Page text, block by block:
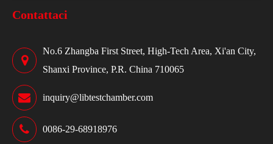
Contattaci
No.6 Zhangba First Street, High-Tech Area, Xi'an City,
Shanxi Province, P.R. China 710065
inquiry@libtestchamber.com
0086-29-68918976